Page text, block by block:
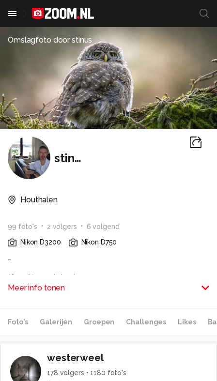
Omslagfoto doorstinus
stinus
Houthalen
99 foto's 2 volgers 6 volgend
Nikon D3200
Nikon D750
-
Alle rechten voorbehouden
Meer info tonen
Foto's Galerijen Groepen Challenges Likes
westerweel
178 volgers •1180 foto's